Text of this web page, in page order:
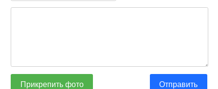
Прикрепить фото Отправить